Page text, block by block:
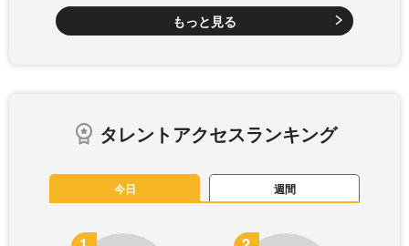
もっと見る
タレントアクセスランキング
今日 週間